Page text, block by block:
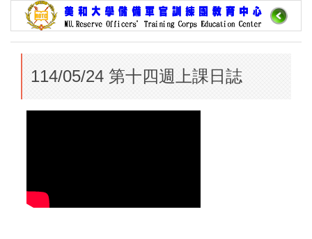
主
114/05/24 第十四週上課日誌